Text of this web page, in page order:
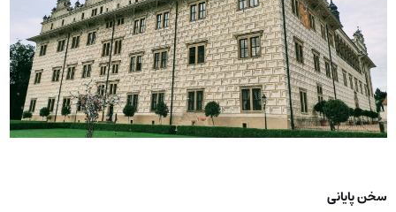
سخن پایانی